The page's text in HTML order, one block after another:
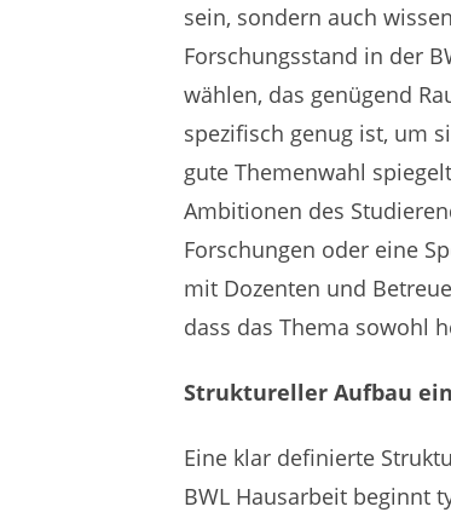
sein, sondern auch
Forschungsstand in der
wählen, das genügend
spezifisch genug ist, um
gute Themenwahl
Ambitionen des
Forschungen oder eine
mit Dozenten und
dass das Thema sowohl
Struktureller Aufbau
Eine klar definierte
BWL Hausarbeit beginnt